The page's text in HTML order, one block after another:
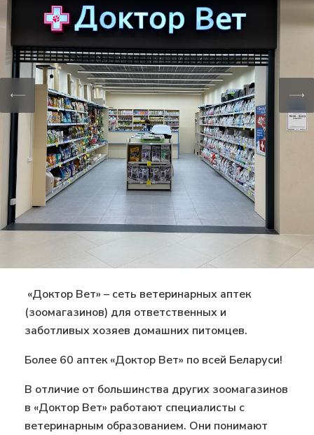
«Доктор Вет» – сеть ветеринарных аптек
(зоомагазинов) для ответственных и
заботливых хозяев домашних питомцев.
Более 60 аптек «Доктор Вет» по всей Беларуси!
В отличие от большинства других зоомагазинов
в «Доктор Вет» работают специалисты с
ветеринарным образованием. Они понимают